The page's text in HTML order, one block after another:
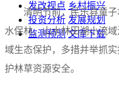
发改视点 乡村振兴
投资分析 发展规划
监测预测 文库下载
清明节前，民乐县童
水保林、山水林田湖小流
域生态保护，多措并举抓
护林草资源安全。